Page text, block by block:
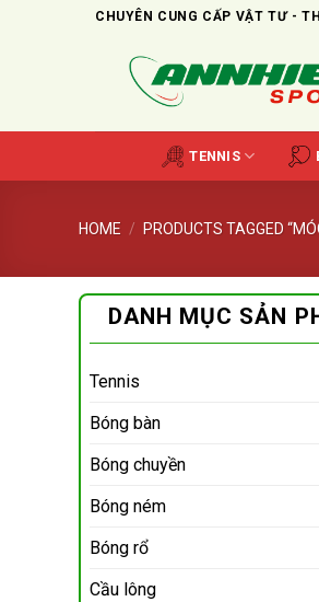
CHUYÊN CUNG CẤP VẬT TƯ -
TENNIS
HOME / PRODUCTS TAGGED
DANH MỤC SẢN
Tennis
Bóng bàn
Bóng chuyền
Bóng ném
Bóng rổ
Cầu lông